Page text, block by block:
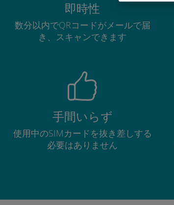
即時性
数分以内でQRコードがメールで届
き、スキャンできます
手間いらず
使用中のSIMカードを抜き差しする
必要はありません